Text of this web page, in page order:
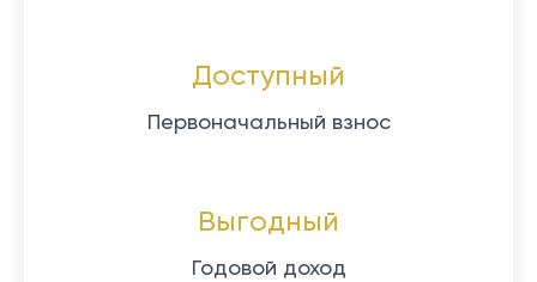
Доступный
Первоначальный взнос
Выгодный
Годовой доход